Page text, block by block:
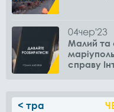
04чер'23
Малий та
справу
< тра